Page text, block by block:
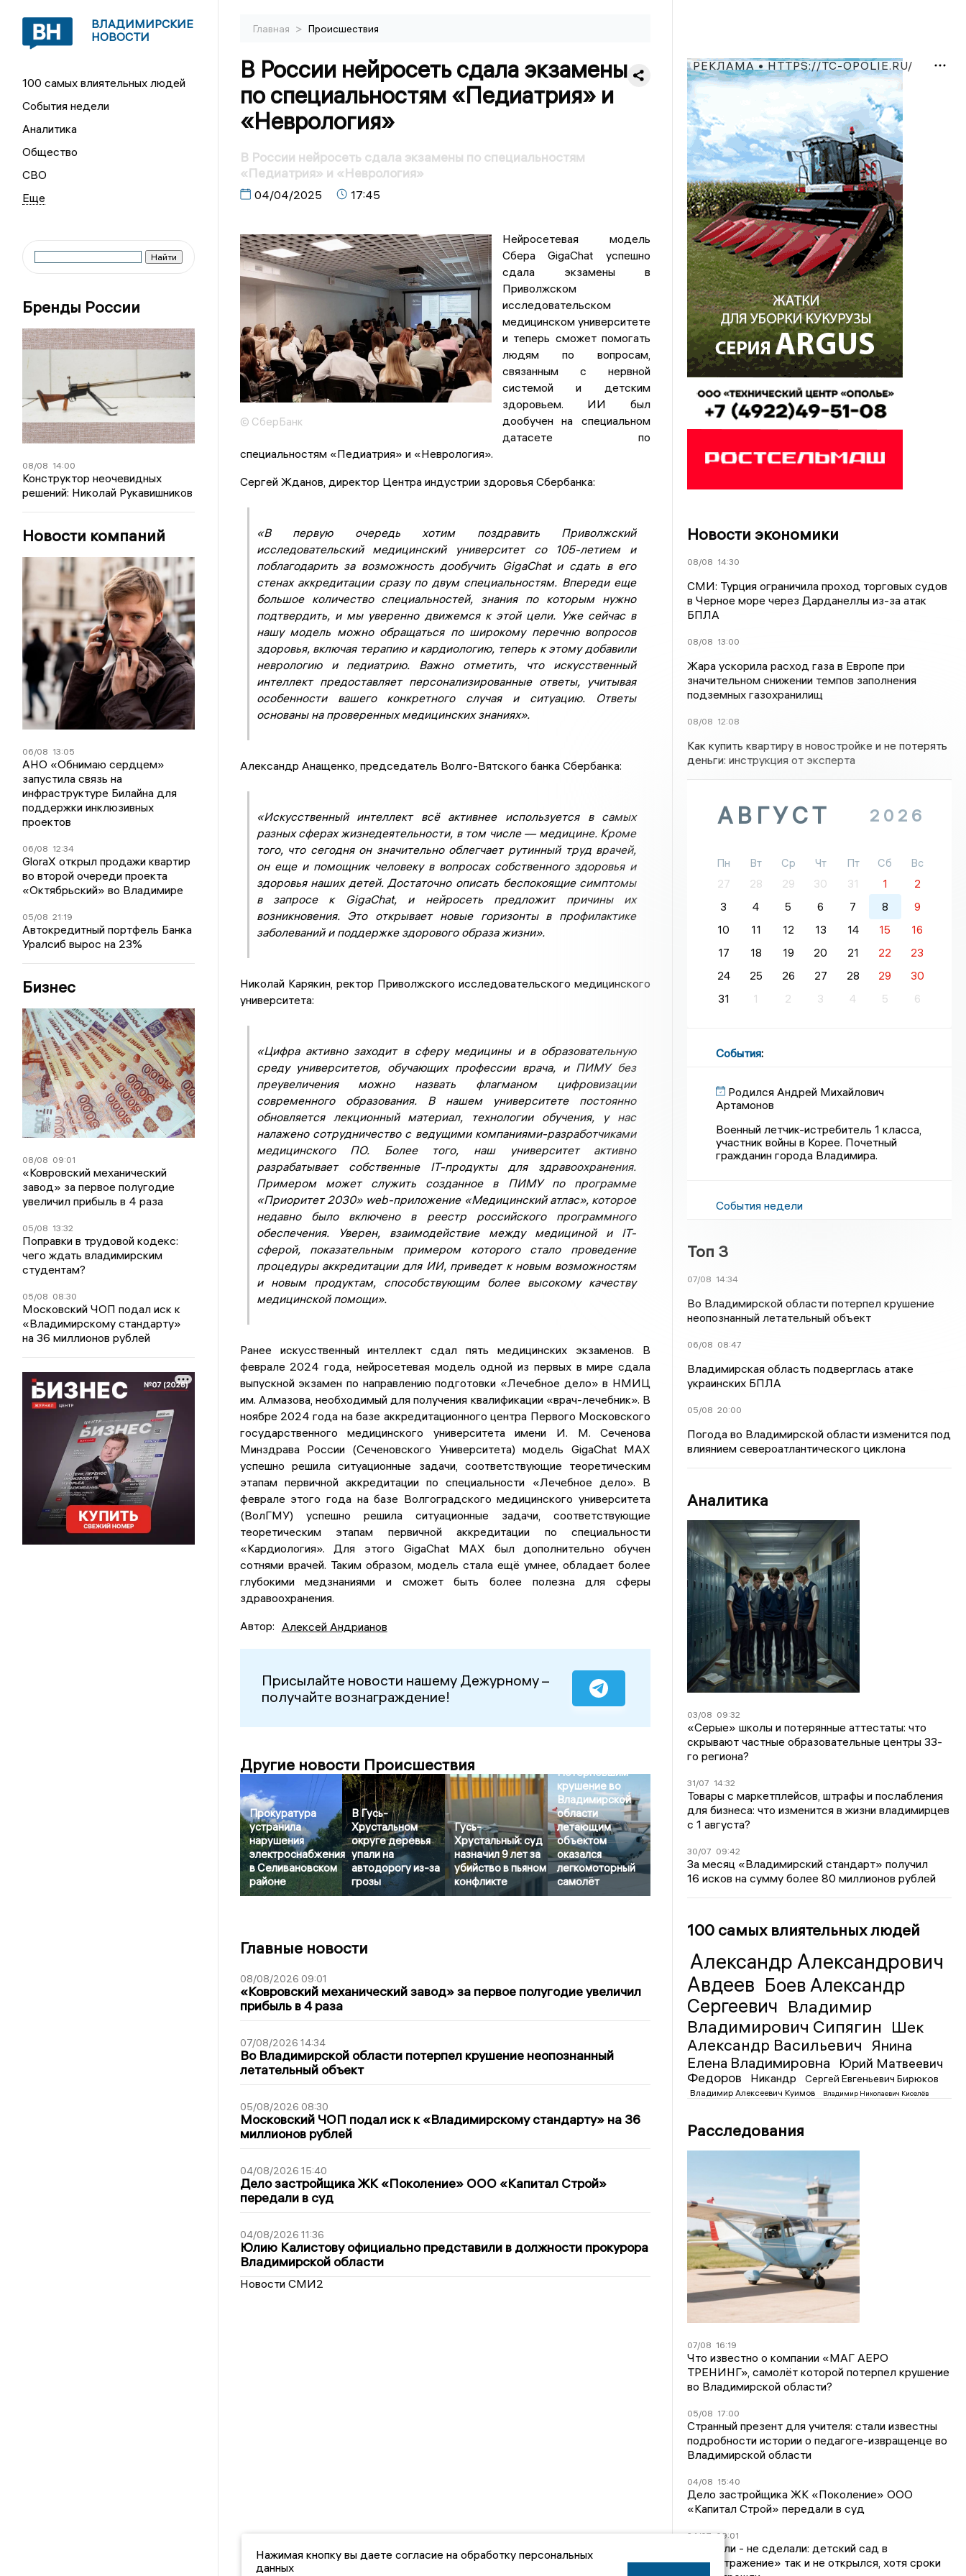
ВЛАДИМИРСКИЕ
НОВОСТИ
100 самых влиятельных людей
События недели
Аналитика
Общество
СВО
Бренды России
08/08 14:00
Конструктор неочевидных
решений: Николай Рукавишников
Новости компаний
06/08 13:05
АНО «Обнимаю сердцем»
запустила связь на
инфраструктуре Билайна для
поддержки инклюзивных
проектов
06/08 12:34
GloraX открыл продажи квартир
во второй очереди проекта
«Октябрьский» во Владимире
05/08 21:19
Автокредитный портфель Банка
Уралсиб вырос на 23%
Бизнес
08/08 09:01
«Ковровский механический
завод» за первое полугодие
увеличил прибыль в 4 раза
05/08 13:32
Поправки в трудовой кодекс:
чего ждать владимирским
студентам?
05/08 08:30
Московский ЧОП подал иск к
«Владимирскому стандарту»
на 36 миллионов рублей
Главная > Происшествия
В России нейросеть сдала экзамены
по специальностям «Педиатрия» и
«Неврология»
В России нейросеть сдала экзамены по специальностям
«Педиатрия» и «Неврология»
04/04/2025 17:45
© СберБанк
Нейросетевая модель
Сбера GigaChat успешно
сдала экзамены в
Приволжском
исследовательском
медицинском университете
и теперь сможет помогать
людям по вопросам,
связанным с нервной
системой и детским
здоровьем. ИИ был
дообучен на специальном
датасете по
специальностям «Педиатрия» и «Неврология».
Сергей Жданов, директор Центра индустрии здоровья Сбербанка:
«В первую очередь хотим поздравить Приволжский
исследовательский медицинский университет со 105-летием и
поблагодарить за возможность дообучить GigaChat и сдать в его
стенах аккредитации сразу по двум специальностям. Впереди еще
большое количество специальностей, знания по которым нужно
подтвердить, и мы уверенно движемся к этой цели. Уже сейчас в
нашу модель можно обращаться по широкому перечню вопросов
здоровья, включая терапию и кардиологию, теперь к этому добавили
неврологию и педиатрию. Важно отметить, что искусственный
интеллект предоставляет персонализированные ответы, учитывая
особенности вашего конкретного случая и ситуацию. Ответы
основаны на проверенных медицинских знаниях».
Александр Анащенко, председатель Волго-Вятского банка Сбербанка:
«Искусственный интеллект всё активнее используется в самых
разных сферах жизнедеятельности, в том числе — медицине. Кроме
того, что сегодня он значительно облегчает рутинный труд врачей,
он еще и помощник человеку в вопросах собственного здоровья и
здоровья наших детей. Достаточно описать беспокоящие симптомы
в запросе к GigaChat, и нейросеть предложит причины их
возникновения. Это открывает новые горизонты в профилактике
заболеваний и поддержке здорового образа жизни».
Николай Карякин, ректор Приволжского исследовательского медицинского
университета:
«Цифра активно заходит в сферу медицины и в образовательную
среду университетов, обучающих профессии врача, и ПИМУ без
преувеличения можно назвать флагманом цифровизации
современного образования. В нашем университете постоянно
обновляется лекционный материал, технологии обучения, у нас
налажено сотрудничество с ведущими компаниями-разработчиками
медицинского ПО. Более того, наш университет активно
разрабатывает собственные IT-продукты для здравоохранения.
Примером может служить созданное в ПИМУ по программе
«Приоритет 2030» web-приложение «Медицинский атлас», которое
недавно было включено в реестр российского программного
обеспечения. Уверен, взаимодействие между медициной и IT-
сферой, показательным примером которого стало проведение
процедуры аккредитации для ИИ, приведет к новым возможностям
и новым продуктам, способствующим более высокому качеству
медицинской помощи».
Ранее искусственный интеллект сдал пять медицинских экзаменов. В
феврале 2024 года, нейросетевая модель одной из первых в мире сдала
выпускной экзамен по направлению подготовки «Лечебное дело» в НМИЦ
им. Алмазова, необходимый для получения квалификации «врач-лечебник». В
ноябре 2024 года на базе аккредитационного центра Первого Московского
государственного медицинского университета имени И. М. Сеченова
Минздрава России (Сеченовского Университета) модель GigaChat MAX
успешно решила ситуационные задачи, соответствующие теоретическим
этапам первичной аккредитации по специальности «Лечебное дело». В
феврале этого года на базе Волгоградского медицинского университета
(ВолГМУ) успешно решила ситуационные задачи, соответствующие
теоретическим этапам первичной аккредитации по специальности
«Кардиология». Для этого GigaChat MAX был дополнительно обучен
сотнями врачей. Таким образом, модель стала ещё умнее, обладает более
глубокими медзнаниями и сможет быть более полезна для сферы
здравоохранения.
Автор: Алексей Андрианов
Присылайте новости нашему Дежурному –
получайте вознаграждение!
Другие новости Происшествия
Прокуратура
устранила
нарушения
электроснабжения
в Селивановском
районе
В Гусь-
Хрустальном
округе деревья
упали на
автодорогу из-за
грозы
Гусь-
Хрустальный: суд
назначил 9 лет за
убийство в пьяном
конфликте
Потерпевшим
крушение во
Владимирской
области
летающим
объектом
оказался
легкомоторный
самолёт
Главные новости
08/08/2026 09:01
«Ковровский механический завод» за первое полугодие увеличил
прибыль в 4 раза
07/08/2026 14:34
Во Владимирской области потерпел крушение неопознанный
летательный объект
05/08/2026 08:30
Московский ЧОП подал иск к «Владимирскому стандарту» на 36
миллионов рублей
04/08/2026 15:40
Дело застройщика ЖК «Поколение» ООО «Капитал Строй»
передали в суд
04/08/2026 11:36
Юлию Калистову официально представили в должности прокурора
Владимирской области
Новости СМИ2
РЕКЛАМА • HTTPS://TC-OPOLIE.RU/
Новости экономики
08/08 14:30
СМИ: Турция ограничила проход торговых судов
в Черное море через Дарданеллы из-за атак
БПЛА
08/08 13:00
Жара ускорила расход газа в Европе при
значительном снижении темпов заполнения
подземных газохранилищ
08/08 12:08
Как купить квартиру в новостройке и не потерять
деньги: инструкция от эксперта
АВГУСТ 2026
Пн Вт Ср Чт Пт Сб
Вс
27
28 29 30 31 1
2
3
4 5 6 7 8
9
10
11 12 13 14 15
16
17
18 19 20 21 22
23
24
25 26 27 28 29
30
31
1 2 3 4 5 6
События:
Родился Андрей Михайлович
Артамонов
Военный летчик-истребитель 1 класса,
участник войны в Корее. Почетный
гражданин города Владимира.
События недели
Топ 3
07/08 14:34
Во Владимирской области потерпел крушение
неопознанный летательный объект
06/08 08:47
Владимирская область подверглась атаке
украинских БПЛА
05/08 20:00
Погода во Владимирской области изменится под
влиянием североатлантического циклона
Аналитика
03/08 09:32
«Серые» школы и потерянные аттестаты: что
скрывают частные образовательные центры 33-
го региона?
31/07 14:32
Товары с маркетплейсов, штрафы и послабления
для бизнеса: что изменится в жизни владимирцев
с 1 августа?
30/07 09:42
За месяц «Владимирский стандарт» получил
16 исков на сумму более 80 миллионов рублей
100 самых влиятельных людей
Александр Александрович
Авдеев Боев Александр
Сергеевич Владимир
Владимирович Сипягин Шек
Александр Васильевич
Янина
Елена Владимировна
Юрий Матвеевич
Федоров
Никандр Сергей Евгеньевич Бирюков
Владимир Алексеевич Куимов Владимир Николаевич Киселёв
Расследования
07/08 16:19
Что известно о компании «МАГ АЕРО
ТРЕНИНГ», самолёт которой потерпел крушение
во Владимирской области?
05/08 17:00
Странный презент для учителя: стали известны
подробности истории о педагоге-извращенце во
Владимирской области
04/08 15:40
Дело застройщика ЖК «Поколение» ООО
«Капитал Строй» передали в суд
24/07 09:01
Обещали - не сделали: детский сад в
ЖК «Отражение» так и не открылся, хотя сроки
Нажимая кнопку вы даете согласие на обработку персональных
данных